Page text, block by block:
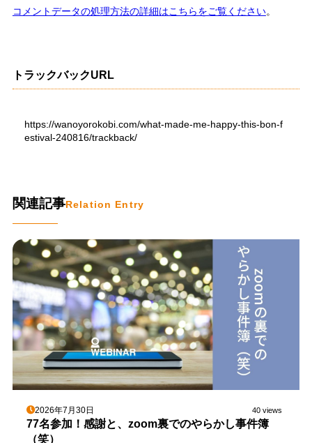
コメントデータの処理方法の詳細はこちらをご覧ください。
トラックバックURL
https://wanoyorokobi.com/what-made-me-happy-this-bon-f
estival-240816/trackback/
関連記事Relation Entry
2026年7月30日 40 views
77名参加！感謝と、zoom裏でのやらかし事件簿
（笑）